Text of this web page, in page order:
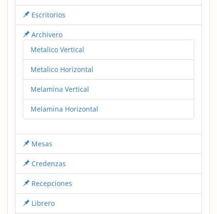
Escritorios
Archivero
Metalico Vertical
Metalico Horizontal
Melamina Vertical
Melamina Horizontal
Mesas
Credenzas
Recepciones
Librero